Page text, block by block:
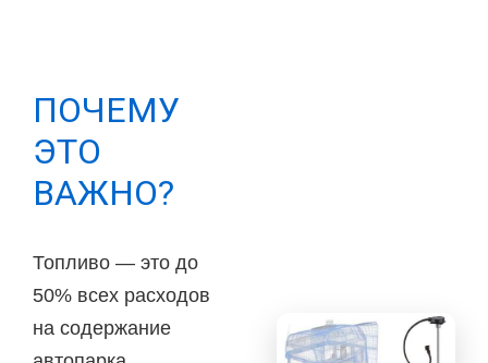
ПОЧЕМУ
ЭТО
ВАЖНО?
Топливо — это до
50% всех расходов
на содержание